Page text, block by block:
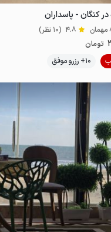
کنگان - پاسداران
4.8 (10 نظر)
تومان
10+ رزرو موفق